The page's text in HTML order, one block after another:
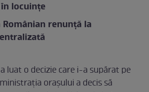
locuințe
renunță la
luat o decizie care i-a supărat pe
orașului a decis să